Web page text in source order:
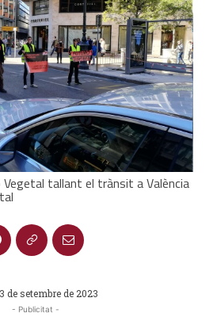
tallant el trànsit a València
de setembre de 2023
- Publicitat -